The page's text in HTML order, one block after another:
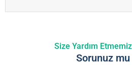
Size Yardım
Sorunuz mu